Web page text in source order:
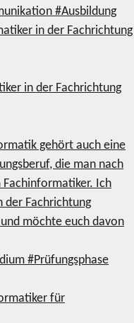
#Ausbildung
in der Fachrichtung
gehört auch eine
die man nach
Fachinformatiker. Ich
der Fachrichtung
möchte euch davon
#Prüfungsphase